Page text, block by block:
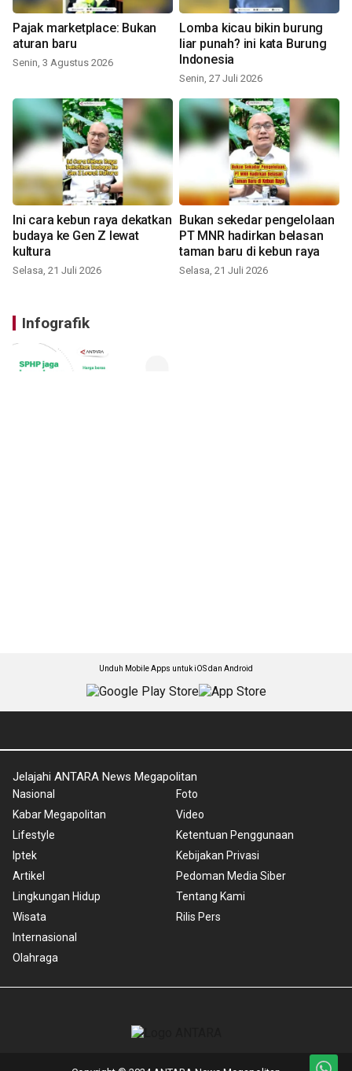
Pajak marketplace: Bukan
aturan baru
Senin, 3 Agustus 2026
Lomba kicau bikin burung
liar punah? ini kata Burung
Indonesia
Senin, 27 Juli 2026
Ini cara kebun raya dekatkan
budaya ke Gen Z lewat
kultura
Selasa, 21 Juli 2026
Bukan sekedar pengelolaan
PT MNR hadirkan belasan
taman baru di kebun raya
Selasa, 21 Juli 2026
Infografik
Unduh Mobile Apps untuk iOS dan Android
Jelajahi ANTARA News Megapolitan
Nasional
Kabar Megapolitan
Lifestyle
Iptek
Artikel
Lingkungan Hidup
Wisata
Internasional
Olahraga
Foto
Video
Ketentuan Penggunaan
Kebijakan Privasi
Pedoman Media Siber
Tentang Kami
Rilis Pers